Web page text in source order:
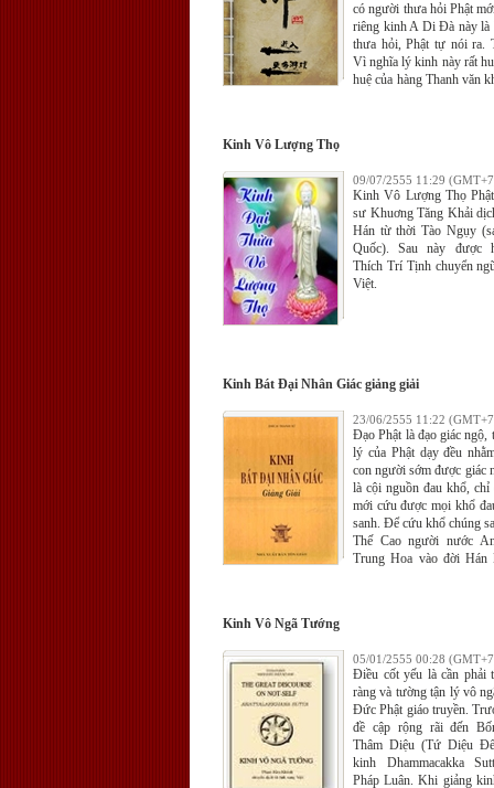
có người thưa hỏi Phật
riêng kinh A Di Đà này là
thưa hỏi, Phật tự nói ra.
Vì nghĩa lý kinh này rất
huệ của hàng Thanh văn
đến được, tất cả hàng
Kinh Vô Lượng Thọ
09/07/2555 11:29
Kinh Vô Lượng Thọ
sư Khuơng Tăng Khải
Hán từ thời Tào Ngụy
Quốc). Sau này được
Thích Trí Tịnh chuyển
Việt.
Kinh Bát Đại Nhân Giác giảng giải
23/06/2555 11:22
Đạo Phật là đạo giác ngộ,
lý của Phật dạy đều
con người sớm được giác
là cội nguồn đau khổ, chỉ
mới cứu được mọi khổ
sanh. Để cứu khổ chúng
Thế Cao người nước
Trung Hoa vào đời
kinh đô Lạc Dương,
Kinh Vô Ngã Tướng
05/01/2555 00:28
Ðiều cốt yếu là cần phải
ràng và tường tận lý vô
Ðức Phật giáo truyền.
đề cập rộng rãi đến
Thâm Diệu (Tứ Diệu
kinh Dhammacakka
Pháp Luân. Khi giảng